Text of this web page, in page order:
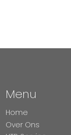
Menu
Home
Over Ons